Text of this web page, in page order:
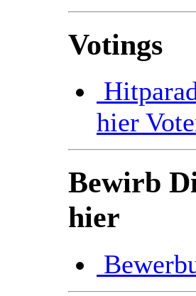
Votings
hier
Bewirb
hier